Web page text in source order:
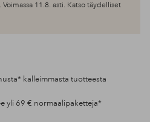
11.8. asti. Katso täydelliset
kalleimmasta tuotteesta
yli 69 € normaalipaketteja*